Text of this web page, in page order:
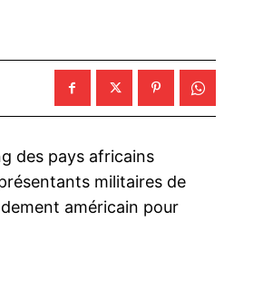
des pays africains
militaires de
américain pour